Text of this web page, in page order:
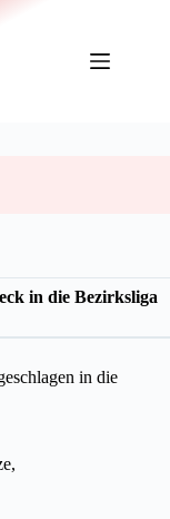
in die Bezirksliga
in die